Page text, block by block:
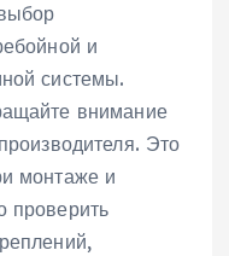
и
системы.
внимание
Это
монтаже и
проверить